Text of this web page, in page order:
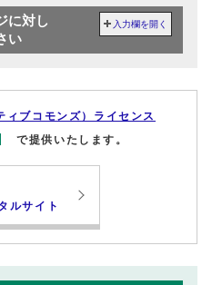
に対し
い
入力欄を開く
ィブコモンズ）ライセンス
で提供いたします。
ルサイト